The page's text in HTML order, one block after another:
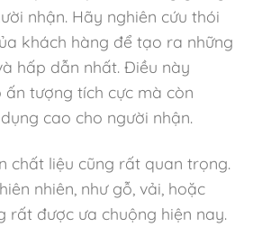
nhận. Hãy nghiên cứu thói
khách hàng để tạo ra những
hấp dẫn nhất. Điều này
tượng tích cực mà còn
cao cho người nhận.
chất liệu cũng rất quan trọng.
nhiên, như gỗ, vải, hoặc
rất được ưa chuộng hiện nay.